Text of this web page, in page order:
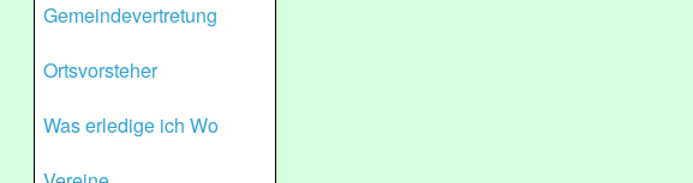
Gemeindevertretung
Ortsvorsteher
Was erledige ich Wo